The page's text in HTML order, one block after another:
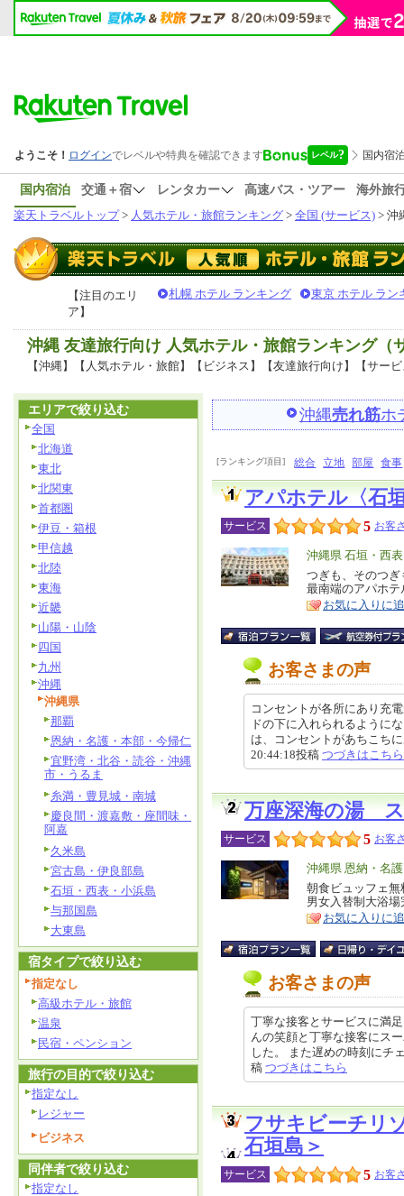
国内宿泊 交通＋宿 レンタカー 高速バス・ツアー
海外旅
楽天トラベルトップ> 人気ホテル・旅館ランキング > 全国 (サービス) > 沖
【注目のエリ
ア】
札幌 ホテル ランキング 東京 ホテル ラン
沖縄 友達旅行向け 人気ホテル・旅館ランキング（
【沖縄】【人気ホテル・旅館】【ビジネス】【友達旅行向け】【サー
沖縄売れ筋ホ
[ランキング項目] 総合 立地 部屋 食事
アパホテル〈石
サービス 5 お客
エ
リ
ア
沖縄県 石垣・西
特
徴
つぎも、そのつ
最南端のアパホテ
お気に入りに
お客さまの声
コンセントが各所にあり充
ドの下に入れられるように
は、コンセントがあちこち
20:44:18投稿 つづきはこちら
万座深海の湯 ス
サービス 5 お客
エ
リ
ア
沖縄県 恩納・名
特
徴
朝食ビュッフェ
男女入替制大浴
お気に入りに
お客さまの声
丁寧な接客とサービスに満
んの笑顔と丁寧な接客にス
した。 また遅めの時刻に
稿 つづきはこちら
フサキビーチ
石垣島＞
サービス 5 お客
エリアで絞り込む
全国
北海道
東北
北関東
首都圏
伊豆・箱根
甲信越
北陸
東海
近畿
山陽・山陰
四国
九州
沖縄
沖縄県
那覇
恩納・名護・本部・今帰仁
宜野湾・北谷・読谷・沖縄
市・うるま
糸満・豊見城・南城
慶良間・渡嘉敷・座間味・
阿嘉
久米島
宮古島・伊良部島
石垣・西表・小浜島
与那国島
大東島
宿タイプで絞り込む
指定なし
高級ホテル・旅館
温泉
民宿・ペンション
旅行の目的で絞り込む
指定なし
レジャー
ビジネス
同伴者で絞り込む
指定なし